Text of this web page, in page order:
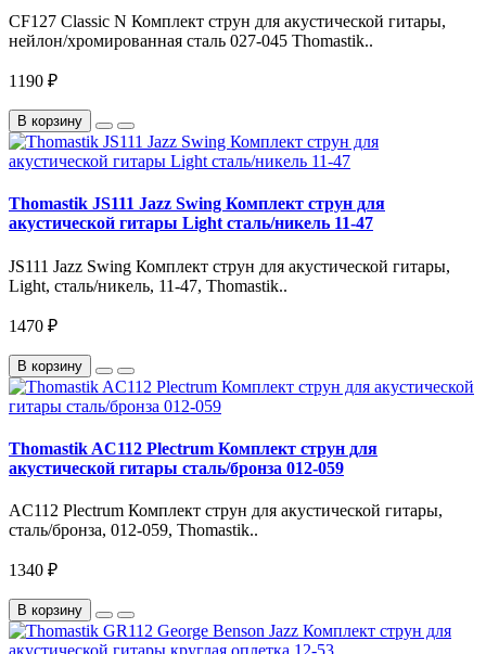
CF127 Classic N Комплект струн для акустической гитары,
нейлон/хромированная сталь 027-045 Thomastik..
1190 ₽
В корзину
Thomastik JS111 Jazz Swing Комплект струн для
акустической гитары Light сталь/никель 11-47
JS111 Jazz Swing Комплект струн для акустической гитары,
Light, сталь/никель, 11-47, Thomastik..
1470 ₽
В корзину
Thomastik AC112 Plectrum Комплект струн для
акустической гитары сталь/бронза 012-059
AC112 Plectrum Комплект струн для акустической гитары,
сталь/бронза, 012-059, Thomastik..
1340 ₽
В корзину